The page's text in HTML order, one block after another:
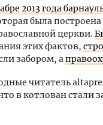
2013 года
была построена
церкви.
этих фактов,
забором, а
читатель
в котлован стали